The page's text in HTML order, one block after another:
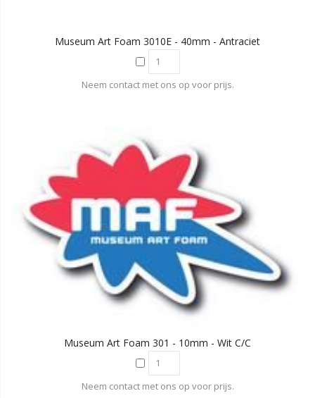
Museum Art Foam 3010E - 40mm - Antraciet
Neem contact met ons op voor prijs.
Museum Art Foam 301 - 10mm - Wit C/C
Neem contact met ons op voor prijs.